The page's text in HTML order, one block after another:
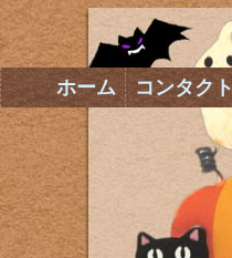
ホーム コンタクト